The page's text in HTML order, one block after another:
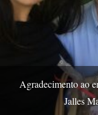
Agradecimento ao
Jalles